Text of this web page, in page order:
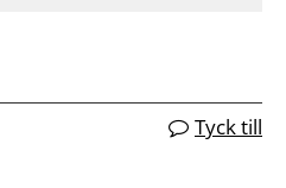
Tyck till